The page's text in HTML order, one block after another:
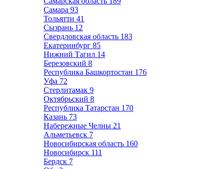
Самара 93
Тольятти 41
Сызрань 12
Свердловская область 183
Екатеринбург 85
Нижний Тагил 14
Березовский 8
Республика Башкортостан 176
Уфа 72
Стерлитамак 9
Октябрьский 8
Республика Татарстан 170
Казань 73
Набережные Челны 21
Альметьевск 7
Новосибирская область 160
Новосибирск 111
Бердск 7